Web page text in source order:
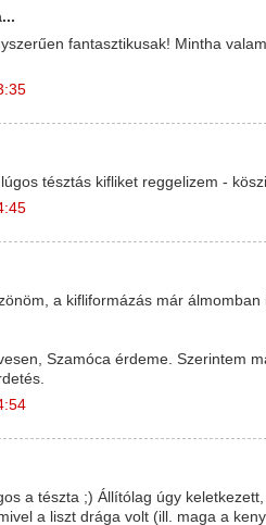
fantasztikusak! Mintha
tésztás kifliket reggelizem -
a kifliformázás már
Szamóca érdeme. Szerintem
a tészta ;) Állítólag úgy
a liszt drága volt (ill. maga a